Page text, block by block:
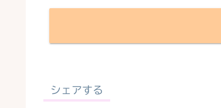
シェアする